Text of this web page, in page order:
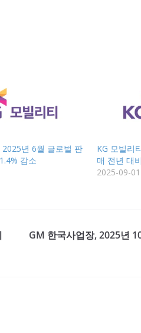
2025년 6월 글로벌 판
감소
KG 모빌리
매 전년 대
2025-09-01
GM 한국사업장, 2025년